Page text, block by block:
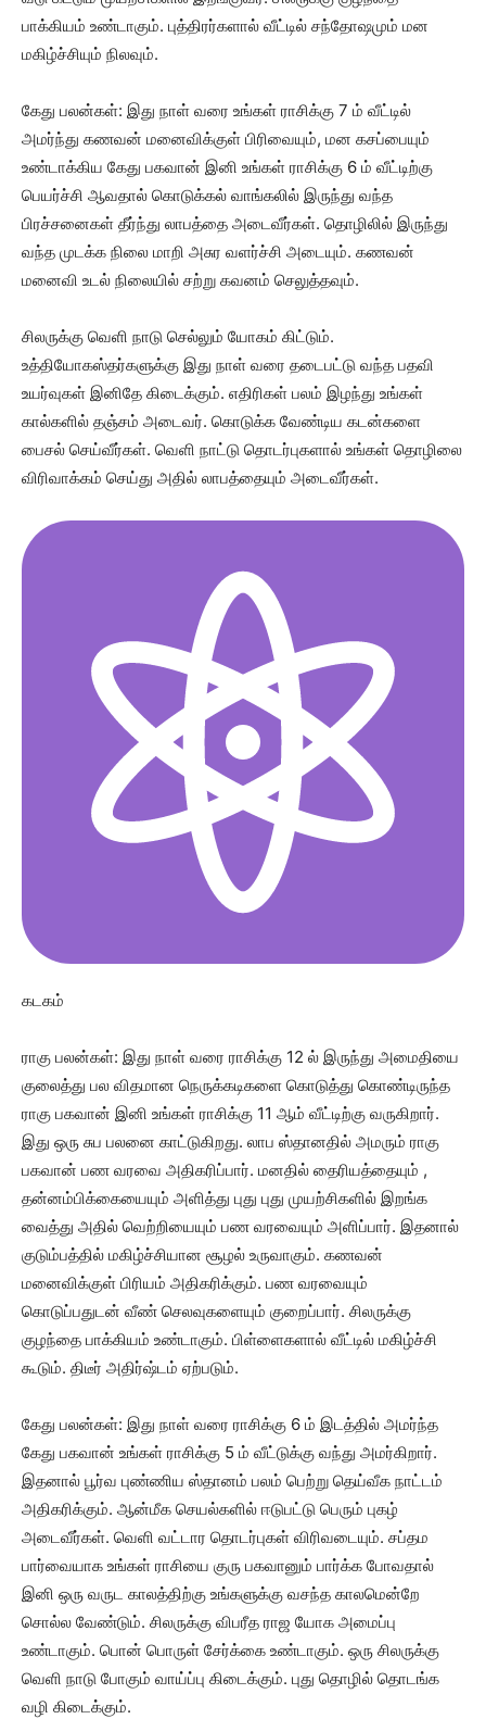
பாக்கியம் உண்டாகும். புத்திரர்களால் வீட்டில் சந்தோஷமும் மன
மகிழ்ச்சியும் நிலவும்.
கேது பலன்கள்: இது நாள் வரை உங்கள் ராசிக்கு 7 ம் வீட்டில்
அமர்ந்து கணவன் மனைவிக்குள் பிரிவையும், மன கசப்பையும்
உண்டாக்கிய கேது பகவான் இனி உங்கள் ராசிக்கு 6 ம் வீட்டிற்கு
பெயர்ச்சி ஆவதால் கொடுக்கல் வாங்கலில் இருந்து வந்த
பிரச்சனைகள் தீர்ந்து லாபத்தை அடைவீர்கள். தொழிலில் இருந்து
வந்த முடக்க நிலை மாறி அசுர வளர்ச்சி அடையும். கணவன்
மனைவி உடல் நிலையில் சற்று கவனம் செலுத்தவும்.
சிலருக்கு வெளி நாடு செல்லும் யோகம் கிட்டும்.
உத்தியோகஸ்தர்களுக்கு இது நாள் வரை தடைபட்டு வந்த பதவி
உயர்வுகள் இனிதே கிடைக்கும். எதிரிகள் பலம் இழந்து உங்கள்
கால்களில் தஞ்சம் அடைவர். கொடுக்க வேண்டிய கடன்களை
பைசல் செய்வீர்கள். வெளி நாட்டு தொடர்புகளால் உங்கள் தொழிலை
விரிவாக்கம் செய்து அதில் லாபத்தையும் அடைவீர்கள்.
கடகம்
ராகு பலன்கள்: இது நாள் வரை ராசிக்கு 12 ல் இருந்து அமைதியை
குலைத்து பல விதமான நெருக்கடிகளை கொடுத்து கொண்டிருந்த
ராகு பகவான் இனி உங்கள் ராசிக்கு 11 ஆம் வீட்டிற்கு வருகிறார்.
இது ஒரு சுப பலனை காட்டுகிறது. லாப ஸ்தானதில் அமரும் ராகு
பகவான் பண வரவை அதிகரிப்பார். மனதில் தைரியத்தையும் ,
தன்னம்பிக்கையையும் அளித்து புது புது முயற்சிகளில் இறங்க
வைத்து அதில் வெற்றியையும் பண வரவையும் அளிப்பார். இதனால்
குடும்பத்தில் மகிழ்ச்சியான சூழல் உருவாகும். கணவன்
மனைவிக்குள் பிரியம் அதிகரிக்கும். பண வரவையும்
கொடுப்பதுடன் வீண் செலவுகளையும் குறைப்பார். சிலருக்கு
குழந்தை பாக்கியம் உண்டாகும். பிள்ளைகளால் வீட்டில் மகிழ்ச்சி
கூடும். திடீர் அதிர்ஷ்டம் ஏற்படும்.
கேது பலன்கள்: இது நாள் வரை ராசிக்கு 6 ம் இடத்தில் அமர்ந்த
கேது பகவான் உங்கள் ராசிக்கு 5 ம் வீட்டுக்கு வந்து அமர்கிறார்.
இதனால் பூர்வ புண்ணிய ஸ்தானம் பலம் பெற்று தெய்வீக நாட்டம்
அதிகரிக்கும். ஆன்மீக செயல்களில் ஈடுபட்டு பெரும் புகழ்
அடைவீர்கள். வெளி வட்டார தொடர்புகள் விரிவடையும். சப்தம
பார்வையாக உங்கள் ராசியை குரு பகவானும் பார்க்க போவதால்
இனி ஒரு வருட காலத்திற்கு உங்களுக்கு வசந்த காலமென்றே
சொல்ல வேண்டும். சிலருக்கு விபரீத ராஜ யோக அமைப்பு
உண்டாகும். பொன் பொருள் சேர்க்கை உண்டாகும். ஒரு சிலருக்கு
வெளி நாடு போகும் வாய்ப்பு கிடைக்கும். புது தொழில் தொடங்க
வழி கிடைக்கும்.